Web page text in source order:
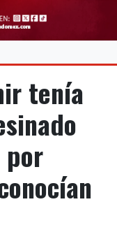
tenía